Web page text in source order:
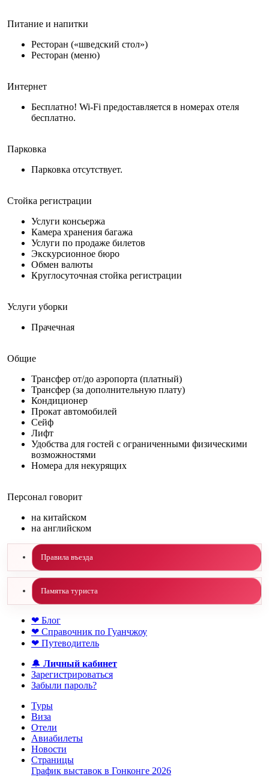
Питание и напитки
Ресторан («шведский стол»)
Ресторан (меню)
Интернет
Бесплатно! Wi-Fi предоставляется в номерах отеля
бесплатно.
Парковка
Парковка отсутствует.
Стойка регистрации
Услуги консьержа
Камера хранения багажа
Услуги по продаже билетов
Экскурсионное бюро
Обмен валюты
Круглосуточная стойка регистрации
Услуги уборки
Прачечная
Общие
Трансфер от/до аэропорта (платный)
Трансфер (за дополнительную плату)
Кондиционер
Прокат автомобилей
Сейф
Лифт
Удобства для гостей с ограниченными физическими
возможностями
Номера для некурящих
Персонал говорит
на китайском
на английском
Правила въезда
Памятка туриста
❤ Блог
❤ Справочник по Гуанчжоу
❤ Путеводитель
🔔 Личный кабинет
Зарегистрироваться
Забыли пароль?
Туры
Виза
Отели
Авиабилеты
Новости
Страницы
График выставок в Гонконге 2026